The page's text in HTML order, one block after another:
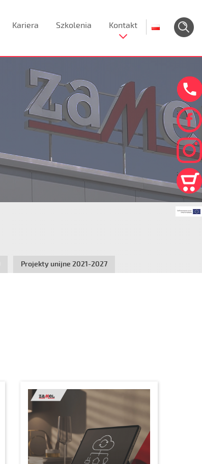
Kariera Szkolenia Kontakt
Projekty unijne 2021-2027
;
;
;